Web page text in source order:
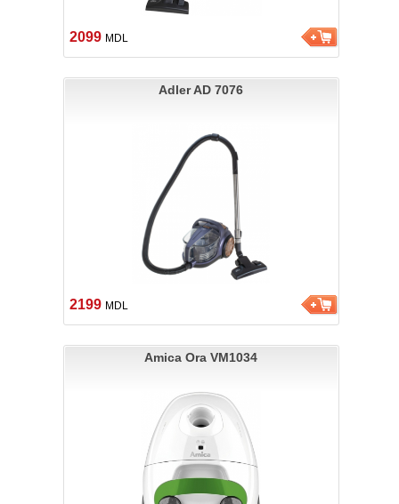
2099 MDL
Adler AD 7076
2199 MDL
Amica Ora VM1034